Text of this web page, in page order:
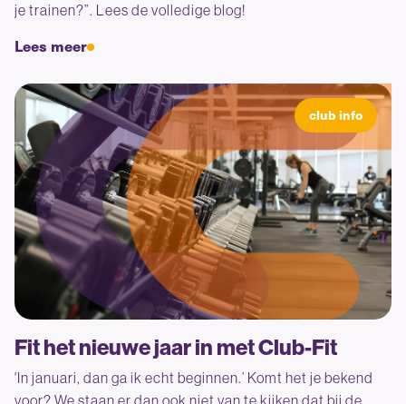
je trainen?”. Lees de volledige blog!
Lees meer
club info
Fit het nieuwe jaar in met Club-Fit
'In januari, dan ga ik echt beginnen.’ Komt het je bekend
voor? We staan er dan ook niet van te kijken dat bij de